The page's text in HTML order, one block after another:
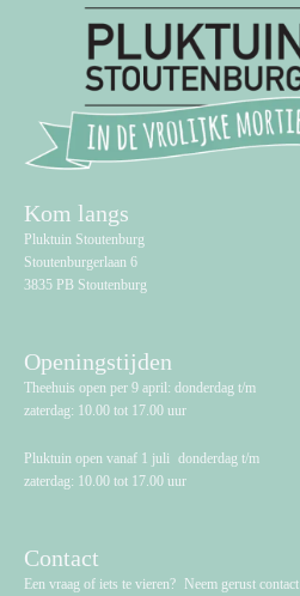
Kom langs
Pluktuin Stoutenburg
Stoutenburgerlaan 6
3835 PB Stoutenburg
Openingstijden
Theehuis open per 9 april: donderdag t/m
zaterdag: 10.00 tot 17.00 uur
Pluktuin open vanaf 1 juli donderdag t/m
zaterdag: 10.00 tot 17.00 uur
Contact
Een vraag of iets te vieren? Neem gerust contact